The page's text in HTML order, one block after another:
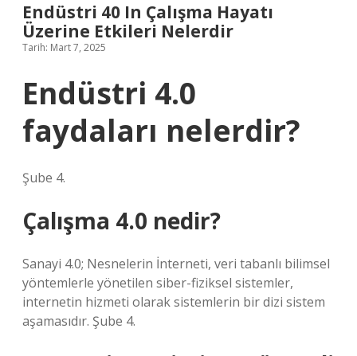
Endüstri 40 In Çalışma Hayatı
Üzerine Etkileri Nelerdir
Tarih: Mart 7, 2025
Endüstri 4.0
faydaları nelerdir?
Şube 4.
Çalışma 4.0 nedir?
Sanayi 4.0; Nesnelerin İnterneti, veri tabanlı bilimsel
yöntemlerle yönetilen siber-fiziksel sistemler,
internetin hizmeti olarak sistemlerin bir dizi sistem
aşamasıdır. Şube 4.